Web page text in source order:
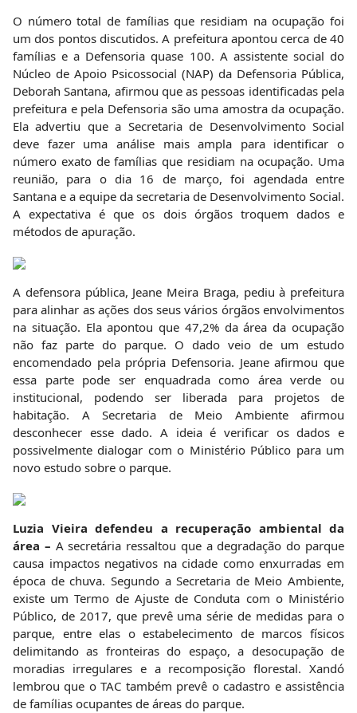
O número total de famílias que residiam na ocupação foi
um dos pontos discutidos. A prefeitura apontou cerca de 40
famílias e a Defensoria quase 100. A assistente social do
Núcleo de Apoio Psicossocial (NAP) da Defensoria Pública,
Deborah Santana, afirmou que as pessoas identificadas pela
prefeitura e pela Defensoria são uma amostra da ocupação.
Ela advertiu que a Secretaria de Desenvolvimento Social
deve fazer uma análise mais ampla para identificar o
número exato de famílias que residiam na ocupação. Uma
reunião, para o dia 16 de março, foi agendada entre
Santana e a equipe da secretaria de Desenvolvimento Social.
A expectativa é que os dois órgãos troquem dados e
métodos de apuração.
A defensora pública, Jeane Meira Braga, pediu à prefeitura
para alinhar as ações dos seus vários órgãos envolvimentos
na situação. Ela apontou que 47,2% da área da ocupação
não faz parte do parque. O dado veio de um estudo
encomendado pela própria Defensoria. Jeane afirmou que
essa parte pode ser enquadrada como área verde ou
institucional, podendo ser liberada para projetos de
habitação. A Secretaria de Meio Ambiente afirmou
desconhecer esse dado. A ideia é verificar os dados e
possivelmente dialogar com o Ministério Público para um
novo estudo sobre o parque.
Luzia Vieira defendeu a recuperação ambiental da
área – A secretária ressaltou que a degradação do parque
causa impactos negativos na cidade como enxurradas em
época de chuva. Segundo a Secretaria de Meio Ambiente,
existe um Termo de Ajuste de Conduta com o Ministério
Público, de 2017, que prevê uma série de medidas para o
parque, entre elas o estabelecimento de marcos físicos
delimitando as fronteiras do espaço, a desocupação de
moradias irregulares e a recomposição florestal. Xandó
lembrou que o TAC também prevê o cadastro e assistência
de famílias ocupantes de áreas do parque.